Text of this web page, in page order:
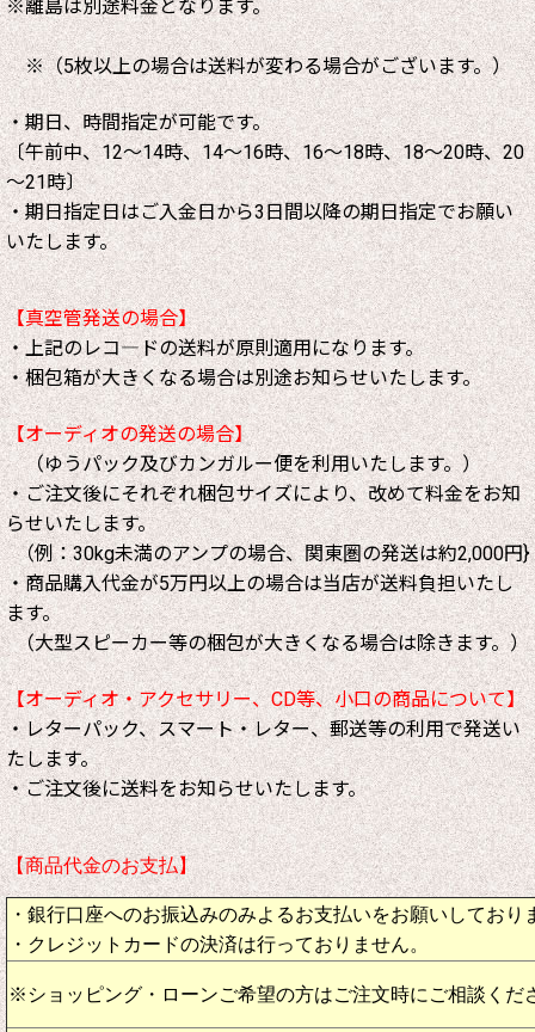
※離島は別途料金となります。
※（5枚以上の場合は送料が変わる場合がございます。）
・期日、時間指定が可能です。
〔午前中、12～14時、14～16時、16～18時、18～20時、20
～21時〕
・期日指定日はご入金日から3日間以降の期日指定でお願い
いたします。
【真空管発送の場合】
・上記のレコ―ドの送料が原則適用になります。
・梱包箱が大きくなる場合は別途お知らせいたします。
【オーディオの発送の場合】
（ゆうパック及びカンガルー便を利用いたします。）
・ご注文後にそれぞれ梱包サイズにより、改めて料金をお知
らせいたします。
（例：30kg未満のアンプの場合、関東圏の発送は約2,000円}
・商品購入代金が5万円以上の場合は当店が送料負担いたし
ます。
（大型スピーカー等の梱包が大きくなる場合は除きます。）
【オーディオ・アクセサリー、CD等、小口の商品について】
・レターパック、スマート・レター、郵送等の利用で発送い
たします。
・ご注文後に送料をお知らせいたします。
【商品代金のお支払】
・銀行口座へのお振込みのみよるお支払いをお願いしており
・クレジットカードの決済は行っておりません。
※ショッピング・ローンご希望の方はご注文時にご相談くだ